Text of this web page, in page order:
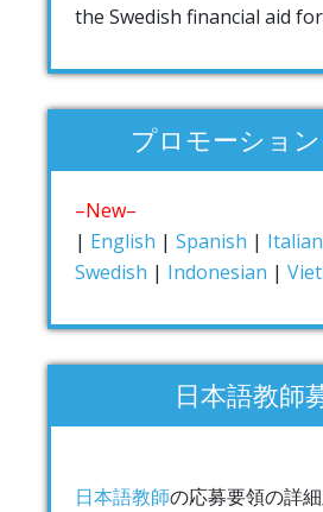
the Swedish financial aid
プロモーション
–New–
| English | Spanish | Italian
Swedish | Indonesian |
日本語教師
日本語教師の応募要領の詳